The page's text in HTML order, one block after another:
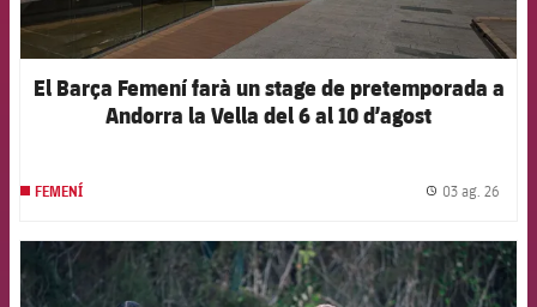
El Barça Femení farà un stage de pretemporada a
Andorra la Vella del 6 al 10 d’agost
FEMENÍ 03 ag. 26
FCB Barcelona badge